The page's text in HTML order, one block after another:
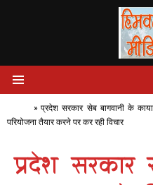
»प्रदेश सरकार सेब बागवानी के
परियोजना तैयार करने पर कर रही विचार
प्रदेश